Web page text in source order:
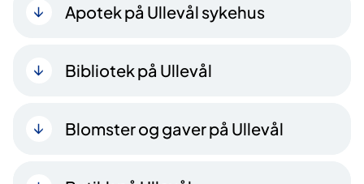
Apotek på Ullevål sykehus
Bibliotek på Ullevål
Blomster og gaver på Ullevål